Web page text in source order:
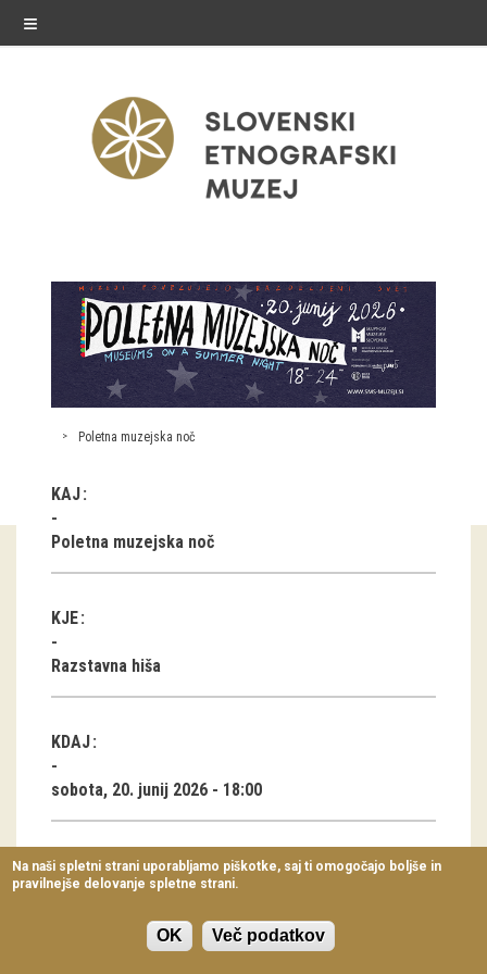
≡
razstave
Stalne razstave
Občasne razstave
Virtualni sprehodi
Razstavni projekti
Arhiv razstav
dogodki
Koledar dogodkov
Prireditve
Predavanja
Delavnice
Vodeni ogledi
Poletna muzejska noč
KAJ
Poletna muzejska noč
KJE
Razstavna hiša
KDAJ
sobota, 20. junij 2026 - 18:00
TRAJANJE
Na naši spletni strani uporabljamo piškotke, saj ti omogočajo boljše in
pravilnejše delovanje spletne strani.
OK Več podatkov